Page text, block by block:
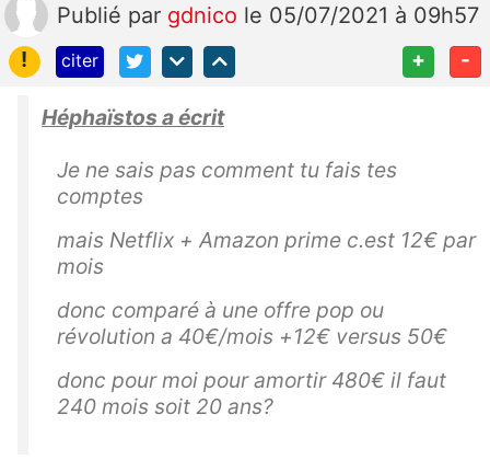
Publié par gdnico le 05/07/2021 à 09h57
!
citer + -
Héphaïstos a écrit
Je ne sais pas comment tu fais tes
comptes
mais Netflix + Amazon prime c.est 12€ par
mois
donc comparé à une offre pop ou
révolution a 40€/mois +12€ versus 50€
donc pour moi pour amortir 480€ il faut
240 mois soit 20 ans?